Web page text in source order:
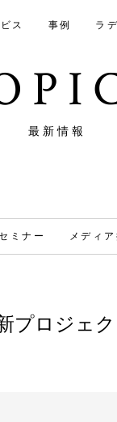
ス 事例 ラ
最新情報
ミナー メディ
プロジェク